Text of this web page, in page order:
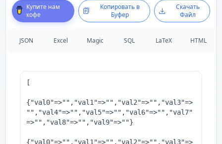
Купите нам
кофе
Копировать в
Буфер
Скачать
Файл
JSON Excel Magic SQL LaTeX HTML